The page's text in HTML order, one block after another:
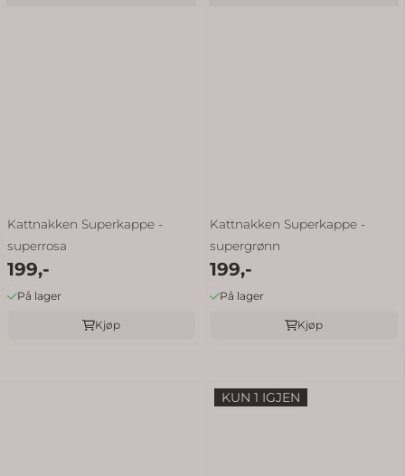
Kattnakken Superkappe -
superrosa
199,-
På lager
Kjøp
Kattnakken Superkappe -
supergrønn
199,-
På lager
Kjøp
KUN 1 IGJEN